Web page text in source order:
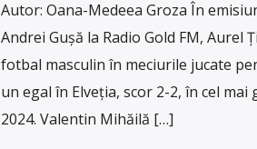
Autor: Oana-Medeea Groza În
Andrei Gușă la Radio Gold FM,
fotbal masculin în meciurile jucate
un egal în Elveția, scor 2-2, în cel
2024. Valentin Mihăilă […]